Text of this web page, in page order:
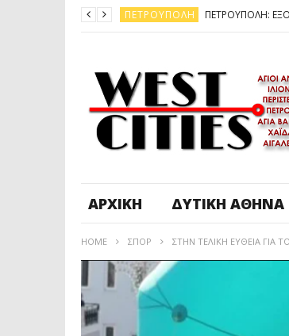
ΠΕΤΡΟΎΠΟΛΗ
ΠΕΤΡΟΎΠΟΛΗ
ΠΕΤΡΟΎΠΟΛΗ
ΔΥΤΙΚΉ ΑΤΤΙΚΉ ΚΑΙΡΟΣ:
ΠΕΤΡΟΎΠΟΛΗ
ΑΡΧΙΚΉ ΔΥΤΙΚΉ ΑΘΉΝΑ
HOME ΣΠΟΡ ΣΤΗΝ ΤΕΛΙΚΗ ΕΥΘΕΙΑ ΓΙΑ